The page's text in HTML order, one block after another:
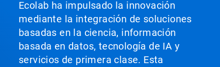
Ecolab ha impulsado la innovación
mediante la integración de soluciones
basadas en la ciencia, información
basada en datos, tecnología de IA y
servicios de primera clase. Esta